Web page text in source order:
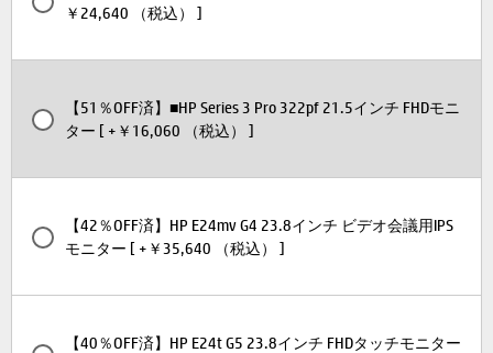
￥24,640 （税込） ]
【51％OFF済】■HP Series 3 Pro 322pf 21.5インチ FHDモニ
ター [ +￥16,060 （税込） ]
【42％OFF済】HP E24mv G4 23.8インチ ビデオ会議用IPS
モニター [ +￥35,640 （税込） ]
【40％OFF済】HP E24t G5 23.8インチ FHDタッチモニター